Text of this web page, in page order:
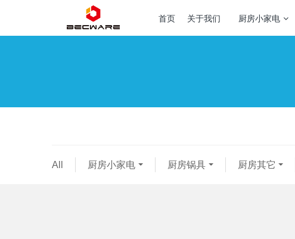
首页 关于我们 厨房小家电
All 厨房小家电 厨房锅具 厨房其它